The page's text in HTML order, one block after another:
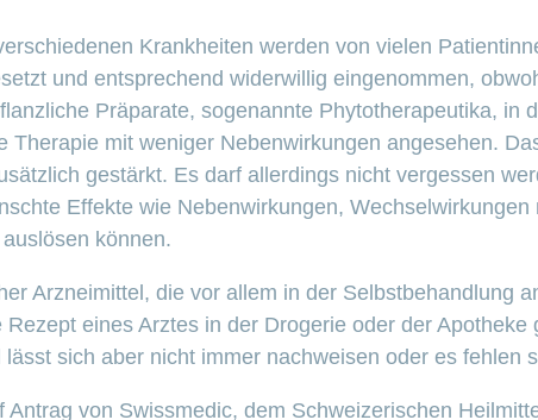
Krankheiten werden von vielen
und entsprechend widerwillig eingenommen,
Präparate, sogenannte Phytotherapeutika, in
Therapie mit weniger Nebenwirkungen angesehen.
gestärkt. Es darf allerdings nicht vergessen
Effekte wie Nebenwirkungen, Wechselwirkungen
können.
Arzneimittel, die vor allem in der Selbstbehandlung
eines Arztes in der Drogerie oder der Apotheke
sich aber nicht immer nachweisen oder es fehlen
von Swissmedic, dem Schweizerischen